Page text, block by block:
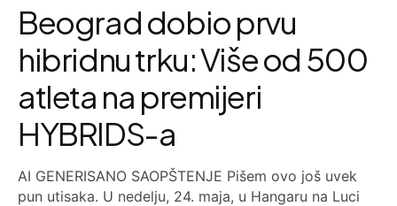
Beograd dobio prvu
hibridnu trku: Više od 500
atleta na premijeri
HYBRIDS-a
AI GENERISANO SAOPŠTENJE Pišem ovo još uvek
pun utisaka. U nedelju, 24. maja, u Hangaru na Luci